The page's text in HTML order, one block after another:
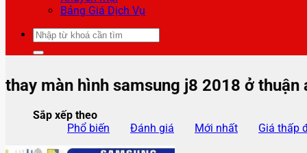
Bảng Giá Dịch Vụ
Tìm
kiếm:
thay màn hình samsung j8 2018 ở thuận
Sắp xếp theo
Phổ biến
Đánh giá Mới nhất Giá thấp